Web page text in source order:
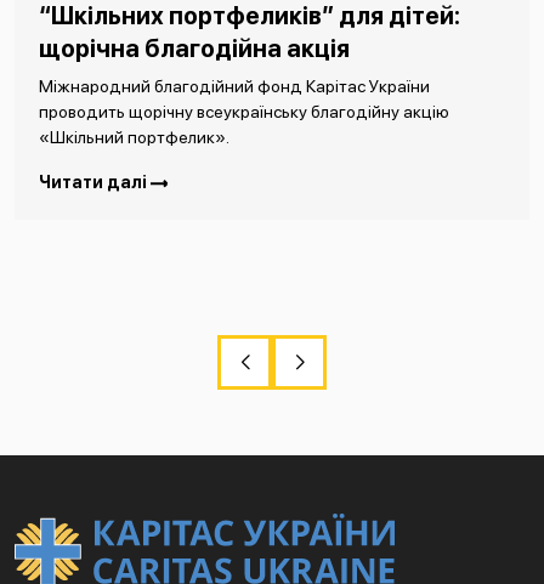
“Шкільних портфеликів” для дітей:
щорічна благодійна акція
Міжнародний благодійний фонд Карітас України
проводить щорічну всеукраїнську благодійну акцію
«Шкільний портфелик».
Читати далі